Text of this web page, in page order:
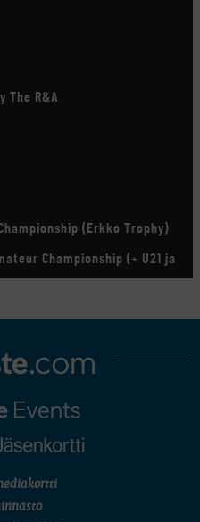
The R&A
(Erkko Trophy)
Championship (+ U21 ja
Stroke Play Championship